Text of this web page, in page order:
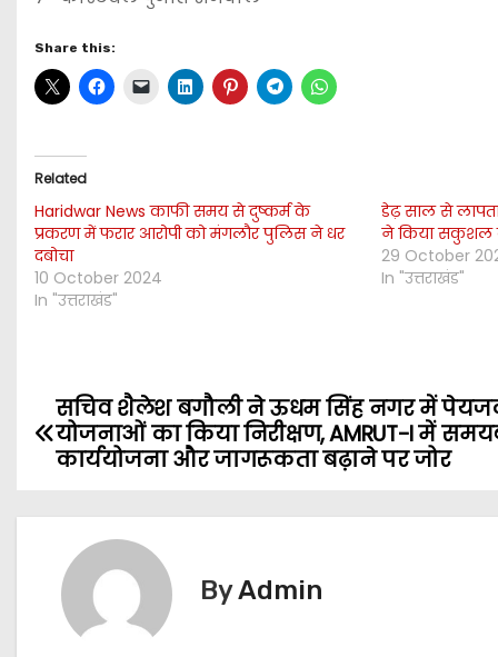
Share this:
Related
Haridwar News काफी समय से दुष्कर्म के
प्रकरण में फरार आरोपी को मंगलौर पुलिस ने धर
दबोचा
10 October 2024
In "उत्तराखंड"
डेढ़ साल से लापता
ने किया सकुशल
29 October
In "उत्तराखंड"
P
s
सचिव शैलेश बगौली ने ऊधम सिंह नगर में
योजनाओं का किया निरीक्षण, AMRUT-I में
कार्ययोजना और जागरूकता बढ़ाने पर जोर
ByAdmin